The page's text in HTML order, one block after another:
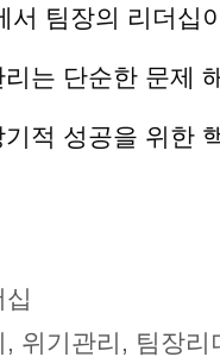
서 팀장의 리더십
는 단순한 문제
적 성공을 위한
, 위기관리 , 팀장리